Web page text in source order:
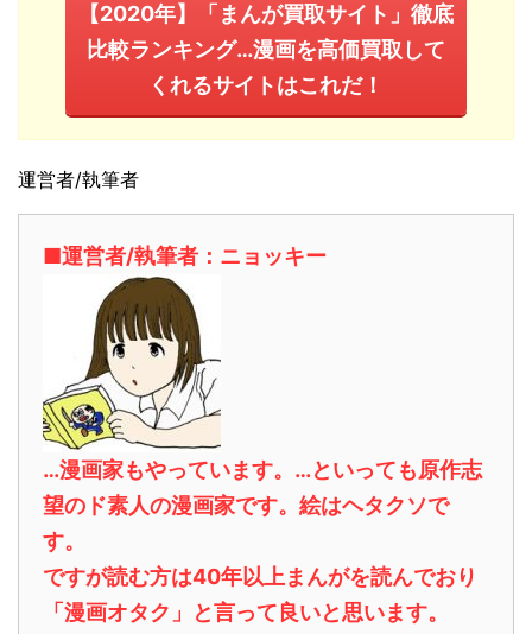
【2020年】「まんが買取サイト」徹底
比較ランキング…漫画を高価買取して
くれるサイトはこれだ！
運営者/執筆者
■運営者/執筆者：ニョッキー
…漫画家もやっています。…といっても原作志
望のド素人の漫画家です。絵はヘタクソで
す。
ですが読む方は40年以上まんがを読んでおり
「漫画オタク」と言って良いと思います。